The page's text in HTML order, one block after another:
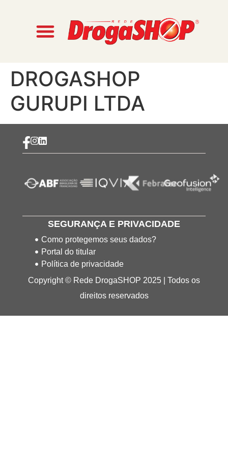
DROGASHOP
GURUPI LTDA
SEGURANÇA E PRIVACIDADE
Como protegemos seus dados?
Portal do titular
Política de privacidade
Copyright © Rede DrogaSHOP 2025 | Todos os
direitos reservados